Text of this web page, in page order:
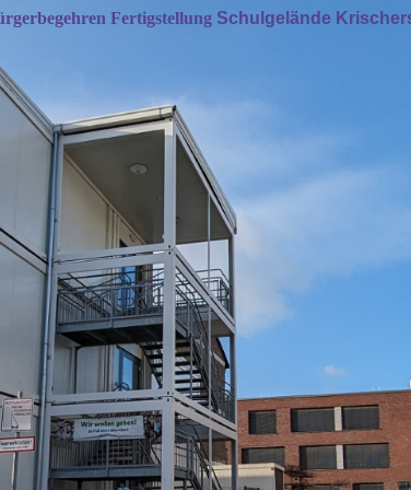
Fertigstellung Schulgelände